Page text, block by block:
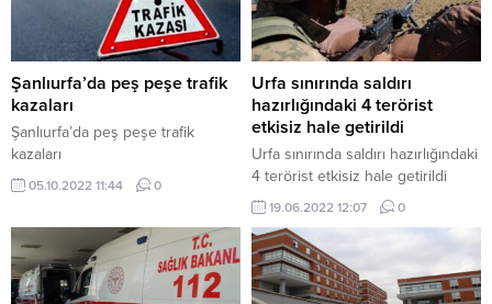
Şanlıurfa’da peş peşe trafik
kazaları
Şanlıurfa’da peş peşe trafik
kazaları
05.10.2022 11:44 0
Urfa sınırında saldırı
hazırlığındaki 4 terörist
etkisiz hale getirildi
Urfa sınırında saldırı hazırlığındaki
4 terörist etkisiz hale getirildi
19.06.2022 12:07 0